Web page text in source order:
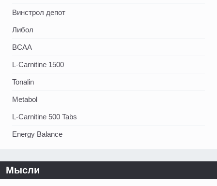
Винстрол депот
Либол
BCAA
L-Carnitine 1500
Tonalin
Metabol
L-Carnitine 500 Tabs
Energy Balance
Мысли